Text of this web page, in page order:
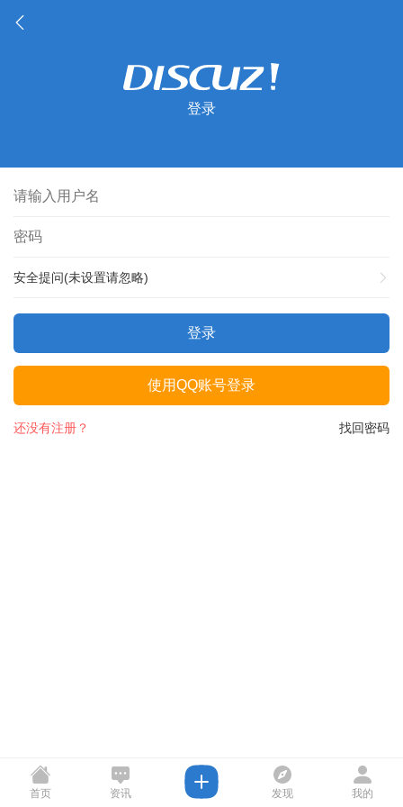
登录
安全提问(未设置请忽略)
登录
使用QQ账号登录
找回密码
还没有注册？
首页 资讯 发现 我的